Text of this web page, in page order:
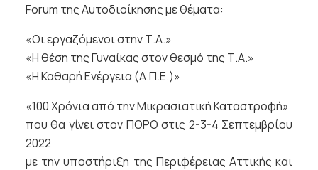
Forum της Αυτοδιοίκησης με θέματα:
«Οι εργαζόμενοι στην Τ.Α.»
«Η θέση της Γυναίκας στον θεσμό της Τ.Α.»
«Η Καθαρή Ενέργεια (Α.Π.Ε.)»
«100 Χρόνια από την Μικρασιατική Καταστροφή»
που θα γίνει στoν ΠΟΡΟ στις 2-3-4 Σεπτεμβρίου
2022
με την υποστήριξη της Περιφέρειας Αττικής και